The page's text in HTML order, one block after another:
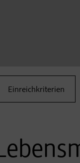
Einreichkriterien